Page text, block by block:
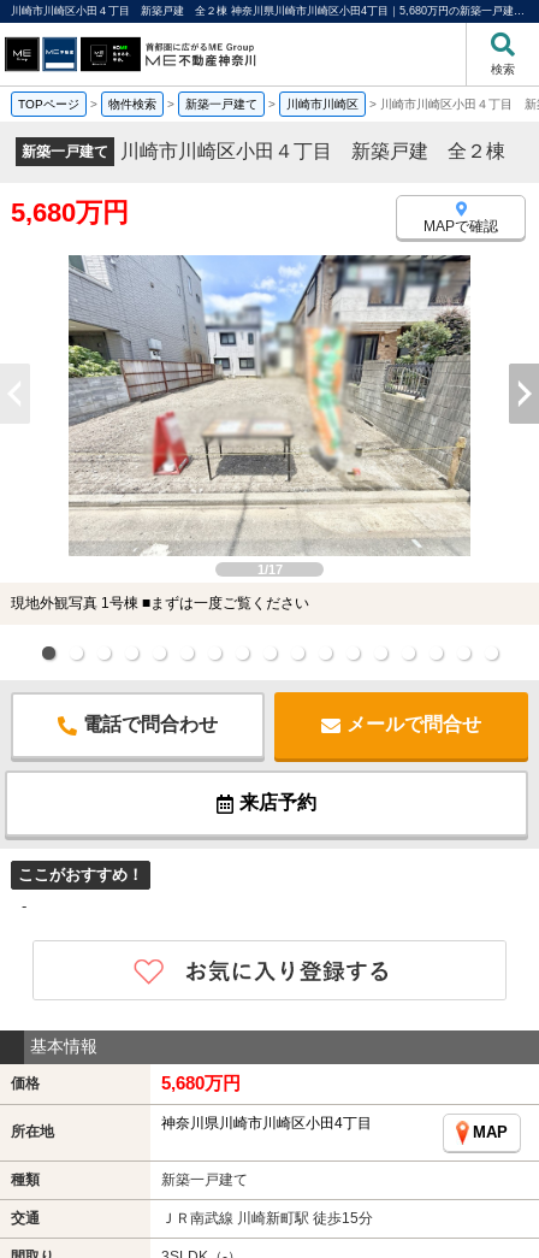
川崎市川崎区小田４丁目 新築戸建 全２棟 神奈川県川崎市川崎区小田4丁目｜5,680万円の新築一戸建て｜分譲住宅や新築物件｜ME不動産神奈川
検索
TOPページ > 物件検索 > 新築一戸建て > 川崎市川崎区 > 川崎市川崎区小田４丁目
新築一戸建て 川崎市川崎区小田４丁目 新築戸建 全２棟
5,680万円 MAPで確認
1/17
現地外観写真 1号棟 ■まずは一度ご覧ください
電話で問合わせ メールで問合せ
来店予約
ここがおすすめ！
-
基本情報
価格 5,680万円
所在地 神奈川県川崎市川崎区小田4丁目
MAP
種類 新築一戸建て
交通 ＪＲ南武線 川崎新町駅 徒歩15分